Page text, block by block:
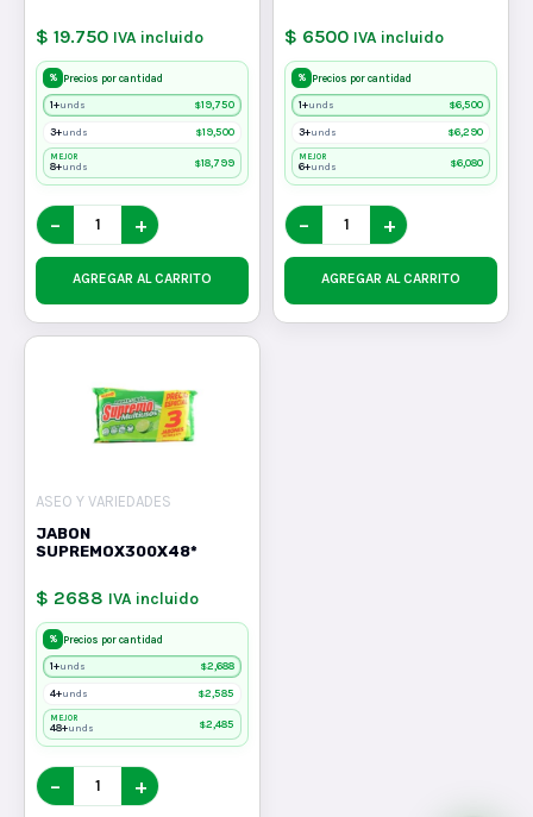
$ 19.750 IVA incluido
% Precios por cantidad
1+unds $19,750
3+unds $19,500
MEJOR
8+unds $18,799
− +
AGREGAR AL CARRITO
$ 6500 IVA incluido
% Precios por cantidad
1+unds $6,500
3+unds $6,290
MEJOR
6+unds $6,080
− +
AGREGAR AL CARRITO
ASEO Y VARIEDADES
JABON
SUPREMOX300X48*
$ 2688 IVA incluido
% Precios por cantidad
1+unds $2,688
4+unds $2,585
MEJOR
48+unds $2,485
− +